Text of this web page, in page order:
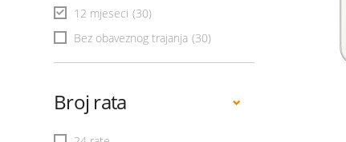
12 mjeseci (30)
Bez obaveznog trajanja (30)
Broj rata